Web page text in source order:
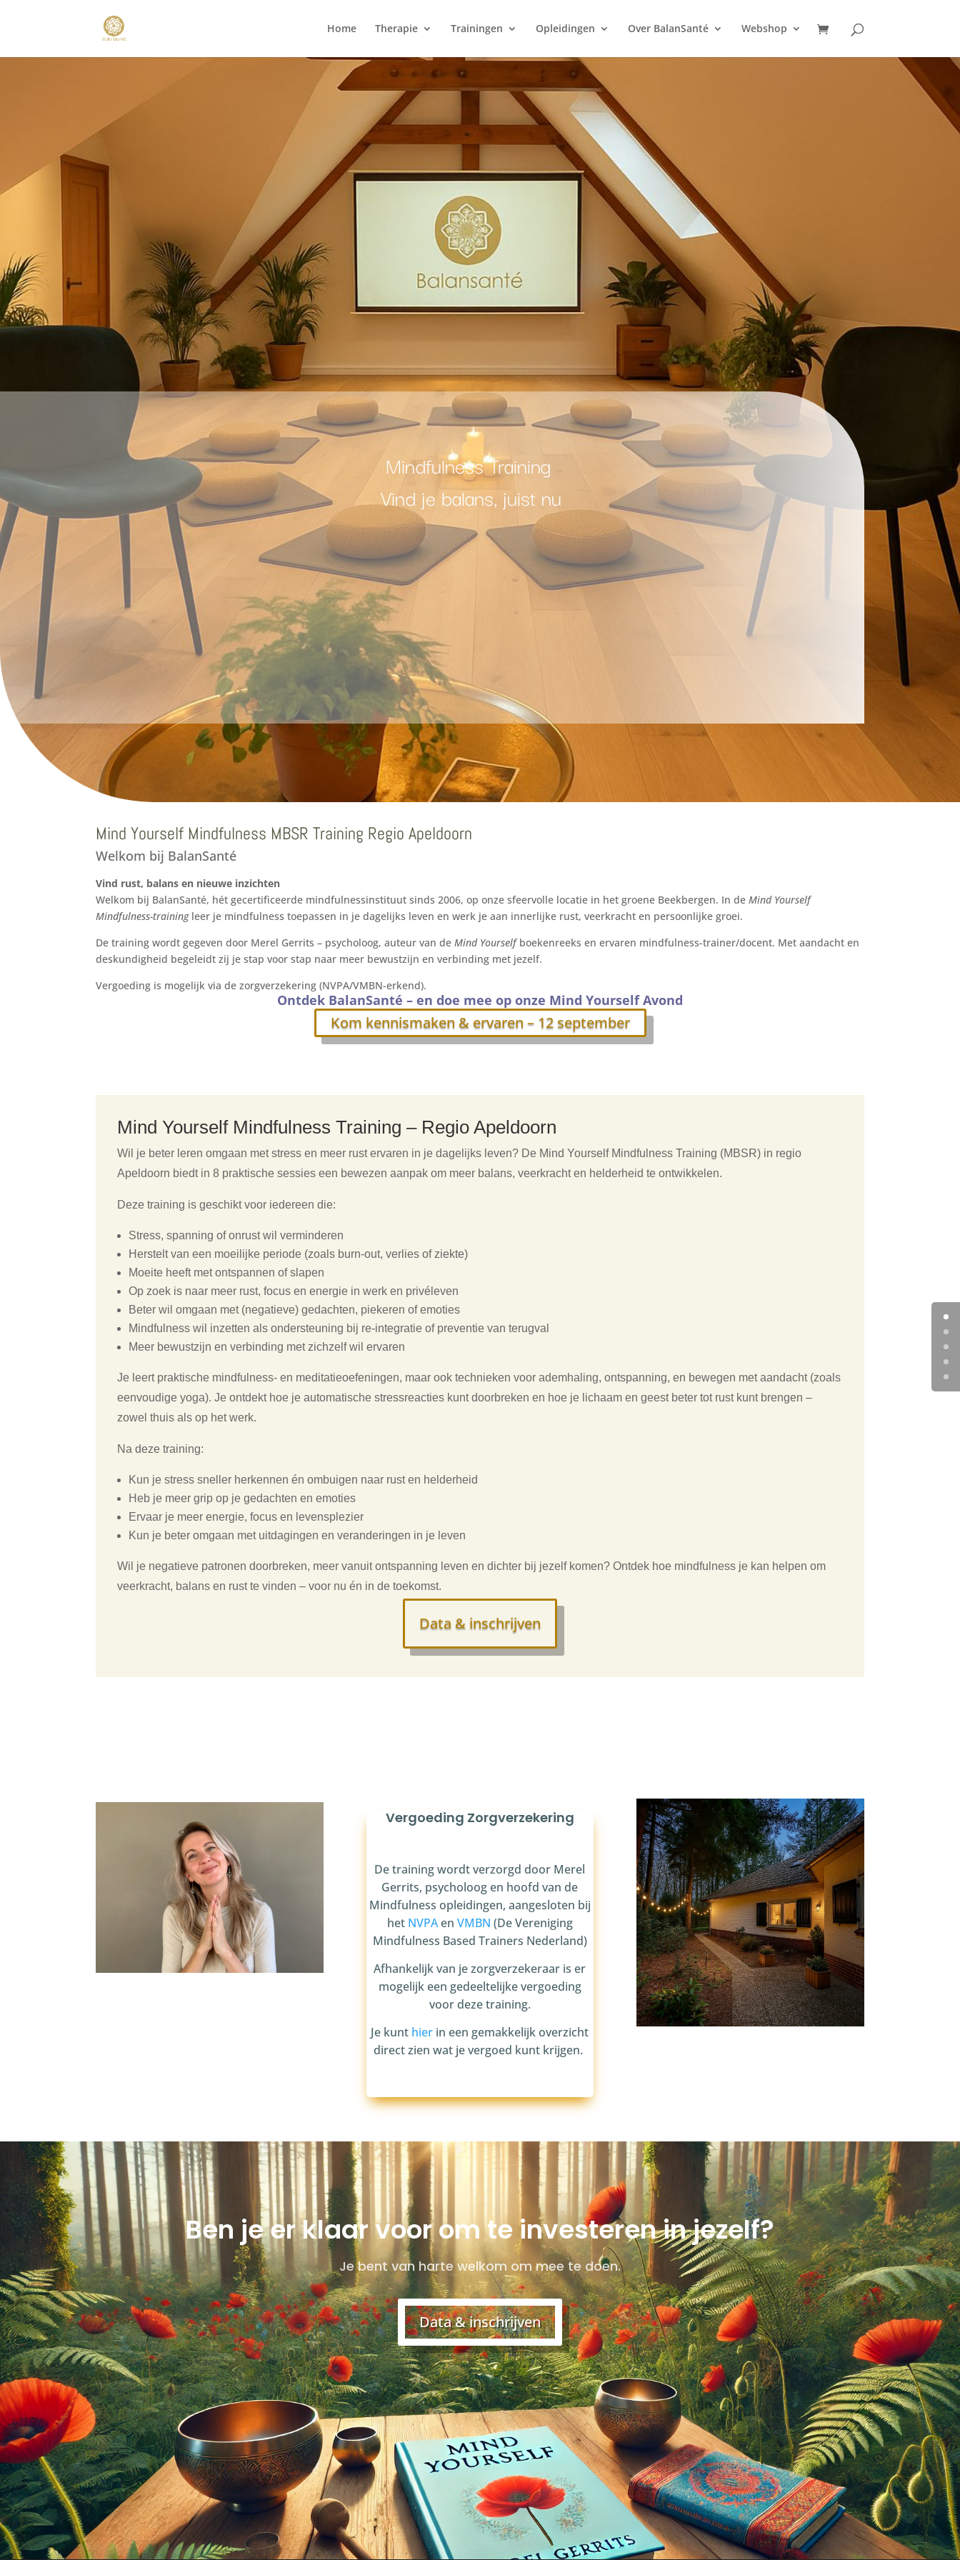
Home Therapie Trainingen Opleidingen Over BalanSanté Webshop
Mindfulness Training
Vind je balans, juist nu
Mind Yourself Mindfulness MBSR Training Regio Apeldoorn
Welkom bij BalanSanté
Vind rust, balans en nieuwe inzichten
Welkom bij BalanSanté, hét gecertificeerde mindfulnessinstituut sinds 2006, op onze sfeervolle locatie in het groene Beekbergen. In deMind Yourself
Mindfulness-trainingleer je mindfulness toepassen in je dagelijks leven en werk je aan innerlijke rust, veerkracht en persoonlijke groei.
De training wordt gegeven door Merel Gerrits – psycholoog, auteur van deMind Yourselfboekenreeks en ervaren mindfulness-trainer/docent. Met aandacht en
deskundigheid begeleidt zij je stap voor stap naar meer bewustzijn en verbinding met jezelf.
Vergoeding is mogelijk via de zorgverzekering (NVPA/VMBN-erkend).
Ontdek BalanSanté – en doe mee op onze Mind Yourself Avond
Kom kennismaken & ervaren – 12 september
Mind Yourself Mindfulness Training – Regio Apeldoorn
Wil je beter leren omgaan met stress en meer rust ervaren in je dagelijks leven? De Mind Yourself Mindfulness Training (MBSR) in regio
Apeldoorn biedt in 8 praktische sessies een bewezen aanpak om meer balans, veerkracht en helderheid te ontwikkelen.
Deze training is geschikt voor iedereen die:
Stress, spanning of onrust wil verminderen
Herstelt van een moeilijke periode (zoals burn-out, verlies of ziekte)
Moeite heeft met ontspannen of slapen
Op zoek is naar meer rust, focus en energie in werk en privéleven
Beter wil omgaan met (negatieve) gedachten, piekeren of emoties
Mindfulness wil inzetten als ondersteuning bij re-integratie of preventie van terugval
Meer bewustzijn en verbinding met zichzelf wil ervaren
Je leert praktische mindfulness- en meditatieoefeningen, maar ook technieken voor ademhaling, ontspanning, en bewegen met aandacht (zoals
eenvoudige yoga). Je ontdekt hoe je automatische stressreacties kunt doorbreken en hoe je lichaam en geest beter tot rust kunt brengen –
zowel thuis als op het werk.
Na deze training:
Kun je stress sneller herkennen én ombuigen naar rust en helderheid
Heb je meer grip op je gedachten en emoties
Ervaar je meer energie, focus en levensplezier
Kun je beter omgaan met uitdagingen en veranderingen in je leven
Wil je negatieve patronen doorbreken, meer vanuit ontspanning leven en dichter bij jezelf komen? Ontdek hoe mindfulness je kan helpen om
veerkracht, balans en rust te vinden – voor nu én in de toekomst.
Data & inschrijven
Vergoeding Zorgverzekering
De training wordt verzorgd door Merel
Gerrits, psycholoog en hoofd van de
Mindfulness opleidingen, aangesloten bij
het NVPAen VMBN (De Vereniging
Mindfulness Based Trainers Nederland)
Afhankelijk van je zorgverzekeraar is er
mogelijk een gedeeltelijke vergoeding
voor deze training.
Je kunt hier in een gemakkelijk overzicht
direct zien wat je vergoed kunt krijgen.
Ben je er klaar voor om te investeren in jezelf?
Je bent van harte welkom om mee te doen.
Data & inschrijven